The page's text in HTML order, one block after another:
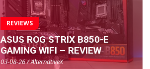
REVIEWS
ASUS ROG STRIX B850-E
GAMING WIFI – REVIEW
03-08-26 / AlternativeX